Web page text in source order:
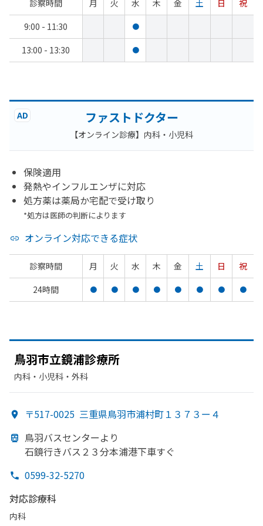
診察時間 月 火 水 木 金 土 日
祝
9:00 - 11:30
●
13:00 - 13:30 ●
AD ファストドクター
【オンライン診療】内科・小児科
保険適用
発熱やインフルエンザに対応
処方薬は薬局か宅配で受け取り
*処方は医師の判断によります
オンライン対応できる症状
診察時間 月 火 水 木 金 土 日
祝
24時間
● ● ● ● ● ● ● ●
鳥羽市立鏡浦診療所
内科・​小児科・​外科
〒517-0025 三重県鳥羽市浦村町１３７３ー４
鳥羽バスセンターより
石鏡行きバス２３分本浦港下車すぐ
0599-32-5270
対応診療科
内科